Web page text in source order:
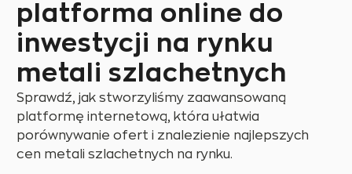
platforma online do
inwestycji na rynku
metali szlachetnych
Sprawdź, jak stworzyliśmy zaawansowaną
platformę internetową, która ułatwia
porównywanie ofert i znalezienie najlepszych
cen metali szlachetnych na rynku.